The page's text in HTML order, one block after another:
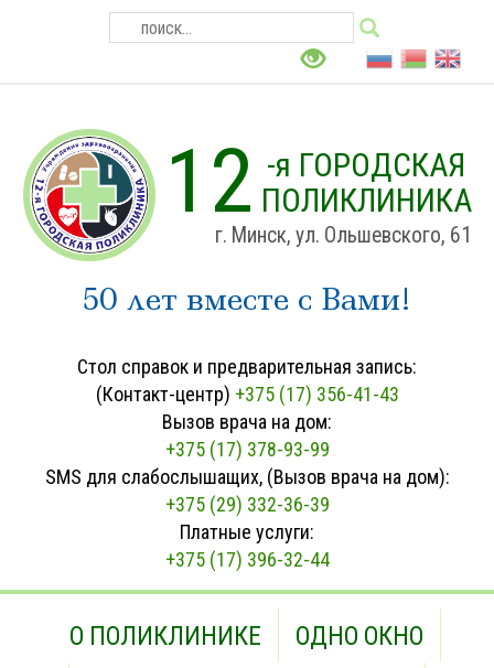
12 -я ГОРОДСКАЯ
ПОЛИКЛИНИКА
г. Минск, ул. Ольшевского, 61
50 лет вместе с Вами!
Стол справок и предварительная запись:
(Контакт-центр) +375 (17) 356-41-43
Вызов врача на дом:
+375 (17) 378-93-99
SMS для слабослышащих, (Вызов врача на дом):
+375 (29) 332-36-39
Платные услуги:
+375 (17) 396-32-44
О ПОЛИКЛИНИКЕ
ОДНО ОКНО